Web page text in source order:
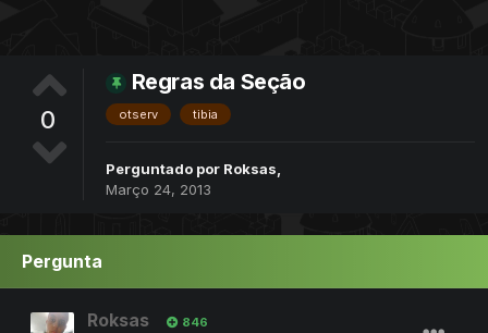
0
Regras da Seção
otserv tibia
Perguntado por Roksas,
Março 24, 2013
Pergunta
Roksas 846